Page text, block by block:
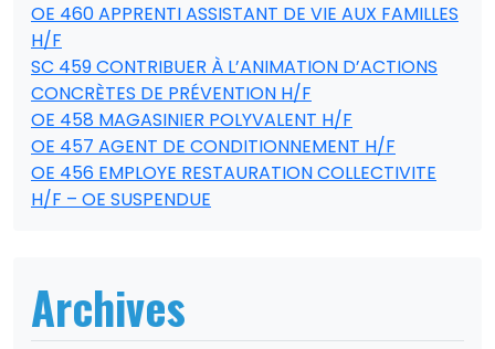
OE 460 APPRENTI ASSISTANT DE VIE AUX FAMILLES
H/F
SC 459 CONTRIBUER À L’ANIMATION D’ACTIONS
CONCRÈTES DE PRÉVENTION H/F
OE 458 MAGASINIER POLYVALENT H/F
OE 457 AGENT DE CONDITIONNEMENT H/F
OE 456 EMPLOYE RESTAURATION COLLECTIVITE
H/F – OE SUSPENDUE
Archives